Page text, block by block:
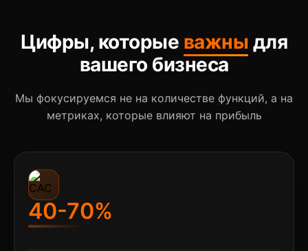
Цифры, которые важны для
вашего бизнеса
Мы фокусируемся не на количестве функций, а на
метриках, которые влияют на прибыль
40-70%